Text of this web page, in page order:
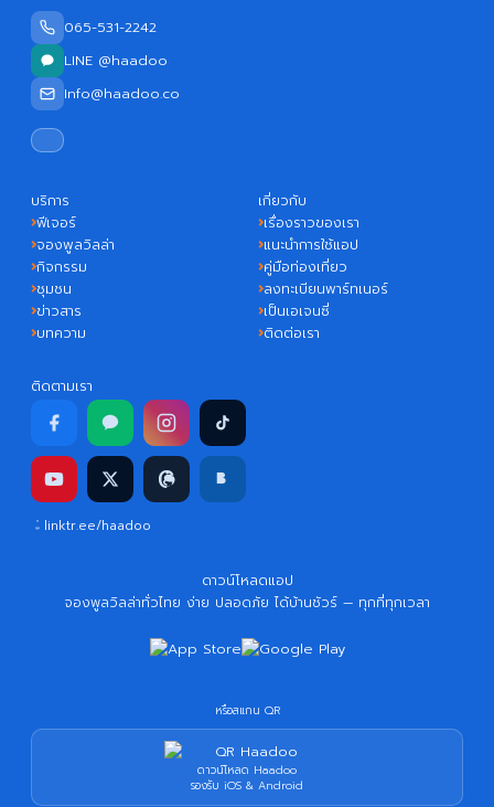
065-531-2242
LINE @haadoo
Info@haadoo.co
บริการ
ฟีเจอร์
จองพูลวิลล่า
กิจกรรม
ชุมชน
ข่าวสาร
บทความ
เกี่ยวกับ
เรื่องราวของเรา
แนะนำการใช้แอป
คู่มือท่องเที่ยว
ลงทะเบียนพาร์ทเนอร์
เป็นเอเจนซี่
ติดต่อเรา
ติดตามเรา
linktr.ee/haadoo
ดาวน์โหลดแอป
จองพูลวิลล่าทั่วไทย ง่าย ปลอดภัย ได้บ้านชัวร์ — ทุกที่ทุกเวลา
หรือสแกน QR
ดาวน์โหลด Haadoo
รองรับ iOS & Android